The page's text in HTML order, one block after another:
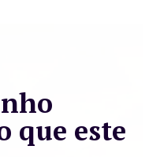
que este